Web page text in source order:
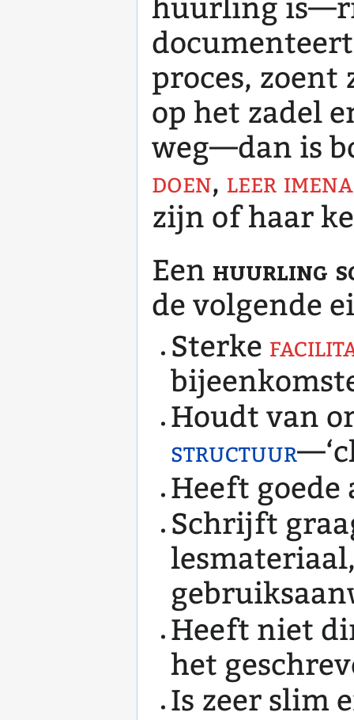
huurling
proces,
op het zadel
weg—dan is
doen, leer
zijn of haar
Een huurling
de volgende
Sterke
Houdt van
structuur
Heeft
Schrijft
Heeft niet
het
Is zeer slim